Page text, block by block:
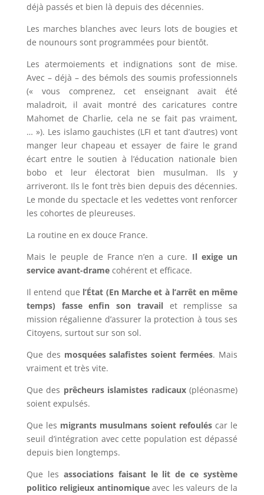
déjà passés et bien là depuis des décennies.
Les marches blanches avec leurs lots de bougies et
de nounours sont programmées pour bientôt.
Les atermoiements et indignations sont de mise.
Avec – déjà – des bémols des soumis professionnels
(« vous comprenez, cet enseignant avait été
maladroit, il avait montré des caricatures contre
Mahomet de Charlie, cela ne se fait pas vraiment,
… »). Les islamo gauchistes (LFI et tant d’autres) vont
manger leur chapeau et essayer de faire le grand
écart entre le soutien à l’éducation nationale bien
bobo et leur électorat bien musulman. Ils y
arriveront. Ils le font très bien depuis des décennies.
Le monde du spectacle et les vedettes vont renforcer
les cohortes de pleureuses.
La routine en ex douce France.
Mais le peuple de France n’en a cure. Il exige un
service avant-dramecohérent et efficace.
Il entend que l’État (En Marche et à l’arrêt en même
temps) fasse enfin son travailet remplisse sa
mission régalienne d’assurer la protection à tous ses
Citoyens, surtout sur son sol.
Que des mosquées salafistes soient fermées. Mais
vraiment et très vite.
Que des prêcheurs islamistes radicaux(pléonasme)
soient expulsés.
Que les migrants musulmans soient refouléscar le
seuil d’intégration avec cette population est dépassé
depuis bien longtemps.
Que les associations faisant le lit de ce système
politico religieux antinomiqueavec les valeurs de la